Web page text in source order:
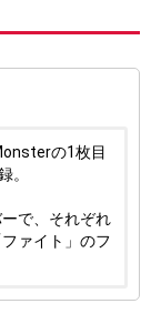
の1枚目
。
で、それぞれ
ァイト」のフ